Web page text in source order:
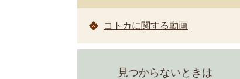
コトカに関する動画
見つからないときは